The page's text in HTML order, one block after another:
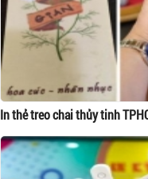
In thẻ treo chai thủy tinh